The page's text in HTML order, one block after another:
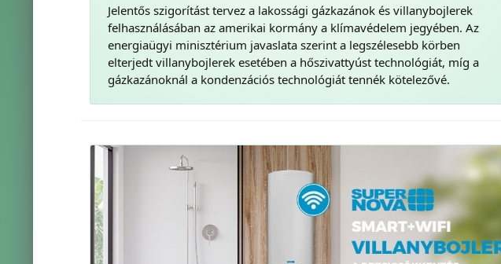
Jelentős szigorítást tervez a lakossági gázkazánok és villanybojlerek
felhasználásában az amerikai kormány a klímavédelem jegyében. Az
energiaügyi minisztérium javaslata szerint a legszélesebb körben
elterjedt villanybojlerek esetében a hőszivattyúst technológiát, míg a
gázkazánoknál a kondenzációs technológiát tennék kötelezővé.